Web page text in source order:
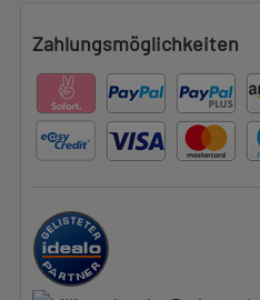
Zahlungsmöglichkeiten